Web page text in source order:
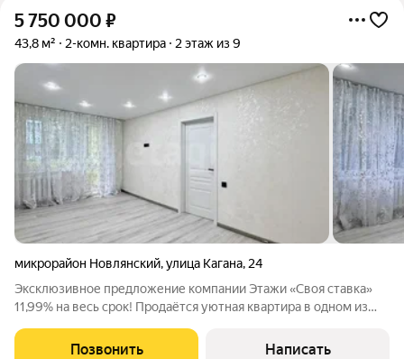
5 750 000 ₽
43,8 м² 2-комн. квартира 2 этаж из 9
микрорайон Новлянский,улица Кагана, 24
Эксклюзивное предложение компании Этажи «Своя ставка»
11,99% на весь срок! Продаётся уютная квартира в одном из
Локация, где всё работает на комфорт и экономию времени. О
Позвонить Написать